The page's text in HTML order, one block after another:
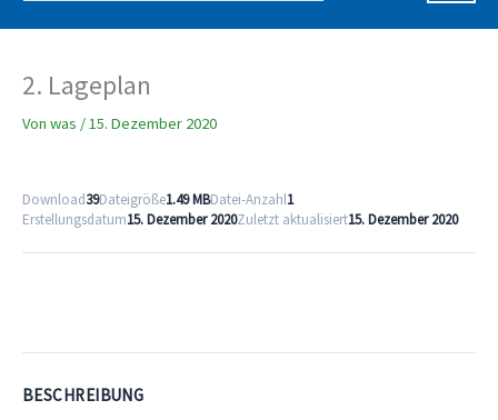
2. Lageplan
Von was /15. Dezember 2020
Download39Dateigröße1.49 MBDatei-Anzahl1
Erstellungsdatum15. Dezember 2020Zuletzt aktualisiert15. Dezember 2020
BESCHREIBUNG